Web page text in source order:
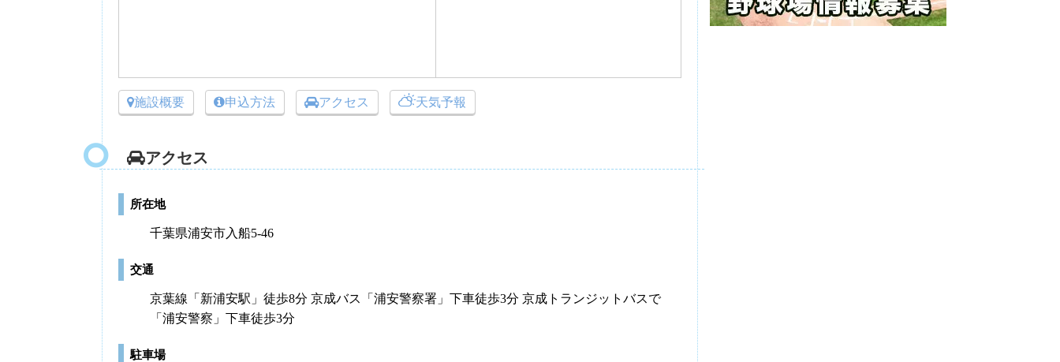
施設概要 申込方法 アクセス 天気予報
アクセス
所在地
千葉県浦安市入船5-46
交通
京葉線「新浦安駅」徒歩8分 京成バス「浦安警察署」下車徒歩3分 京成トランジットバスで
「浦安警察」下車徒歩3分
駐車場